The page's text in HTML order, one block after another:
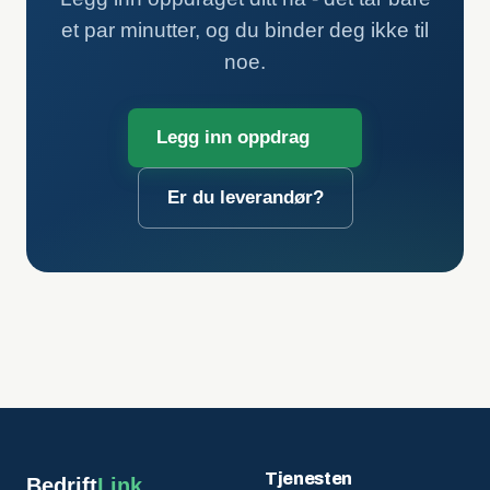
et par minutter, og du binder deg ikke til
noe.
Legg inn oppdrag
Er du leverandør?
Tjenesten